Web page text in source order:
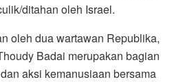
ditahan oleh Israel.
oleh dua wartawan Republika,
Badai merupakan bagian
aksi kemanusiaan bersama